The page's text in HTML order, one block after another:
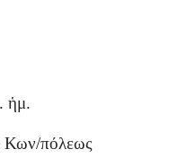
ἡμ.
Κων/πόλεως